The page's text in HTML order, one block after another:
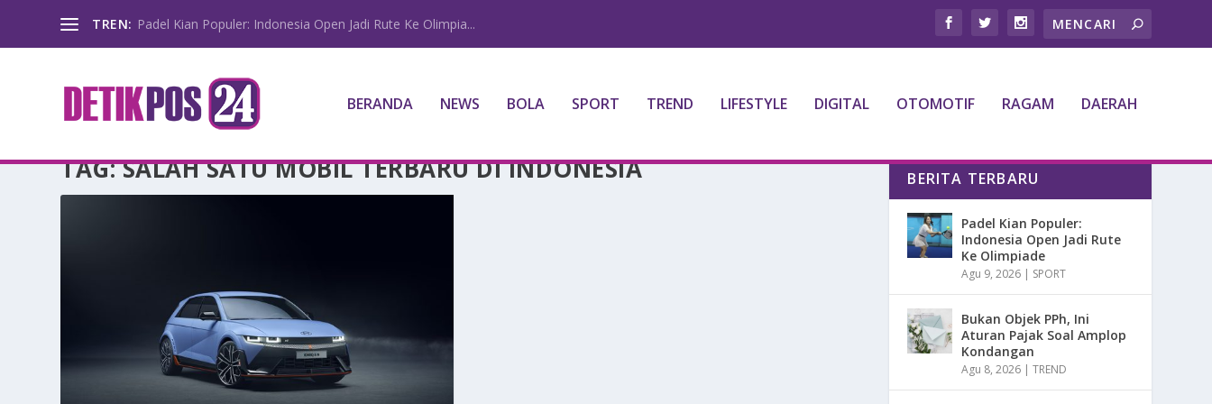
TREN: Padel Kian Populer: Indonesia Open Jadi Rute Ke Olimpia...
BERANDA NEWS BOLA SPORT TREND LIFESTYLE DIGITAL OTOMOTIF RAGAM DAERAH
TAG:SALAH SATU MOBIL TERBARU DI INDONESIA BERITA TERBARU
Padel Kian Populer:
Indonesia Open Jadi Rute
Ke Olimpiade
Agu 9, 2026 | SPORT
Bukan Objek PPh, Ini
Aturan Pajak Soal Amplop
Kondangan
Agu 8, 2026 |TREND